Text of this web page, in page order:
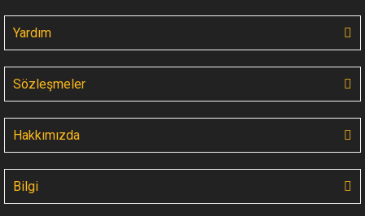
Yardım
Sözleşmeler
Hakkımızda
Bilgi